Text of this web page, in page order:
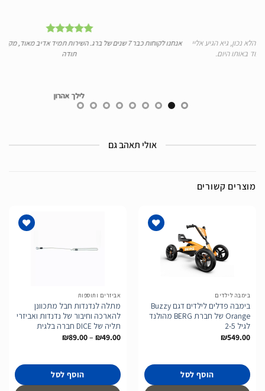
אליי
אנחנו לקוחות כבר 7 שנים של ברג. השירות תמיד אדיב מאוד, מקצועי, מהיר ומעולה.
אולי תאהב גם
מוצרים קשורים
בימבה לילדים
בימבה פדלים לילדים דגם Buzzy
Orange של חברת BERG מהולנד
לגיל 2-5
₪549.00
הוסף לסל
אביזרים ותוספות
מתלה לנדנדות חבל מתכוונן
להארכה וחיבור של נדנדות ואביזרי
תליה של DICE חברה בלגית
₪49.00
–
₪89.00 טווח
⁦₪89.00⁩
הוסף לסל